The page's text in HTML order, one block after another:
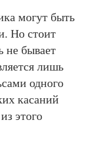
могут быть
Но стоит
не бывает
лишь
одного
касаний
этого